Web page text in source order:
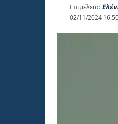
Επιμέλεια:
02/11/2024